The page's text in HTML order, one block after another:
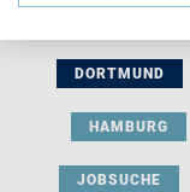
DORTMUND
HAMBURG
JOBSUCHE